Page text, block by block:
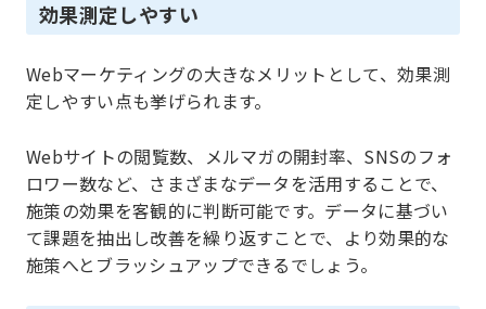
効果測定しやすい
Webマーケティングの大きなメリットとして、効果測
定しやすい点も挙げられます。
Webサイトの閲覧数、メルマガの開封率、SNSのフォ
ロワー数など、さまざまなデータを活用することで、
施策の効果を客観的に判断可能です。データに基づい
て課題を抽出し改善を繰り返すことで、より効果的な
施策へとブラッシュアップできるでしょう。